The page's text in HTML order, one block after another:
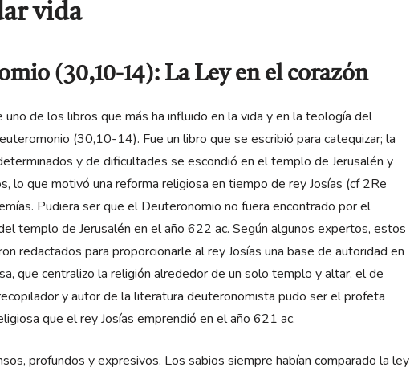
vida
(30,10-14): La Ley en el corazón
de los libros que más ha influido en la vida y en la teología del
(30,10-14). Fue un libro que se escribió para catequizar; la
y de dificultades se escondió en el templo de Jerusalén y
lo que motivó una reforma religiosa en tiempo de rey Josías (cf 2Re
Pudiera ser que el Deuteronomio no fuera encontrado por el
templo de Jerusalén en el año 622 ac. Según algunos expertos, estos
redactados para proporcionarle al rey Josías una base de autoridad en
que centralizo la religión alrededor de un solo templo y altar, el de
y autor de la literatura deuteronomista pudo ser el profeta
que el rey Josías emprendió en el año 621 ac.
profundos y expresivos. Los sabios siempre habían comparado la ley